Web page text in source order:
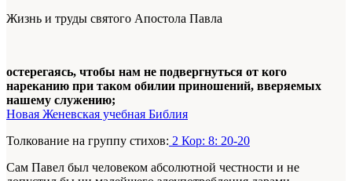
Жизнь и труды святого Апостола Павла
остерегаясь, чтобы нам не подвергнуться от кого
нареканию при таком обилии приношений, вверяемых
нашему служению;
Новая Женевская учебная Библия
Толкование на группу стихов: 2 Кор: 8: 20-20
Сам Павел был человеком абсолютной честности и не